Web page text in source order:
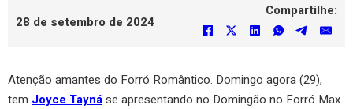
28 de setembro de 2024
Compartilhe:
Atenção amantes do Forró Romântico. Domingo agora (29),
tem Joyce Taynáse apresentando no Domingão no Forró Max.